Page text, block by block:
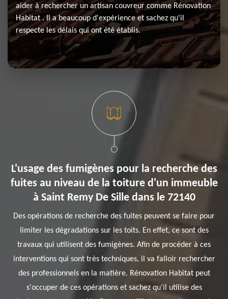
aider à rechercher un artisan couvreur comme Rénovation
Habitat . Il a beaucoup d'expérience et sachez qu'il
respecte les délais qui ont été établis.
L'usage des fumigènes pour la recherche des
fuites au niveau de la toiture d'un immeuble
à Saint Remy De Sille dans le 72140
Des opérations de recherche des fuites peuvent se faire pour
limiter les dégradations sur les toits. En effet, ce sont des
travaux qui utilisent des fumigènes. Afin de procéder à ces
interventions qui sont très techniques, il va falloir rechercher
des professionnels en la matière. Rénovation Habitat peut
s'occuper de ces opérations et sachez qu'il utilise des